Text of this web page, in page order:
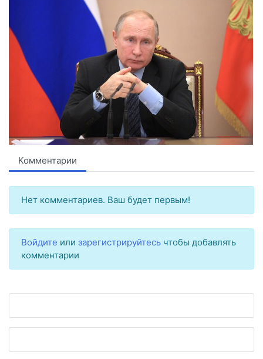
Комментарии
Нет комментариев. Ваш будет первым!
Войдите или зарегистрируйтесь чтобы добавлять
комментарии